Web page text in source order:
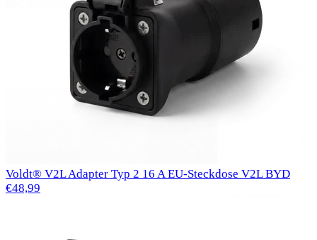
Voldt® V2L Adapter Typ 2 16 A EU-Steckdose V2L BYD
€48,99